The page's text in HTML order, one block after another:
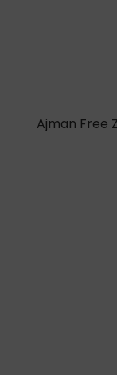
Ajman Free